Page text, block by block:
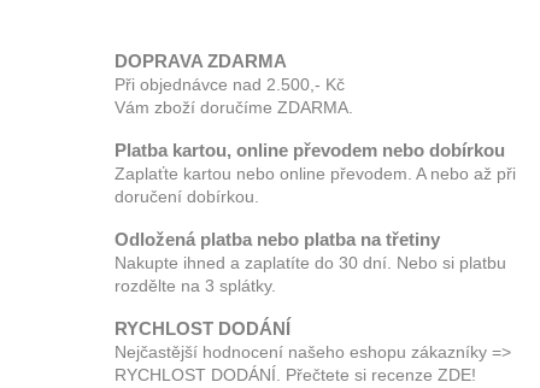
DOPRAVA ZDARMA
Při objednávce nad 2.500,- Kč
Vám zboží doručíme ZDARMA.
Platba kartou, online převodem nebo dobírkou
Zaplaťte kartou nebo online převodem. A nebo až při
doručení dobírkou.
Odložená platba nebo platba na třetiny
Nakupte ihned a zaplatíte do 30 dní. Nebo si platbu
rozdělte na 3 splátky.
RYCHLOST DODÁNÍ
Nejčastější hodnocení našeho eshopu zákazníky =>
RYCHLOST DODÁNÍ. Přečtete si recenze ZDE!